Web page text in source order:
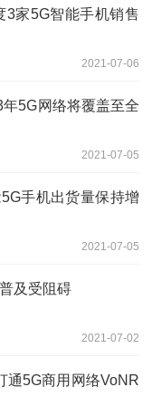
3家5G智能手机销售
2021-07-06
5G网络将覆盖至全
2021-07-05
手机出货量保持增
2021-07-05
及受阻碍
2021-07-02
通5G商用网络VoNR